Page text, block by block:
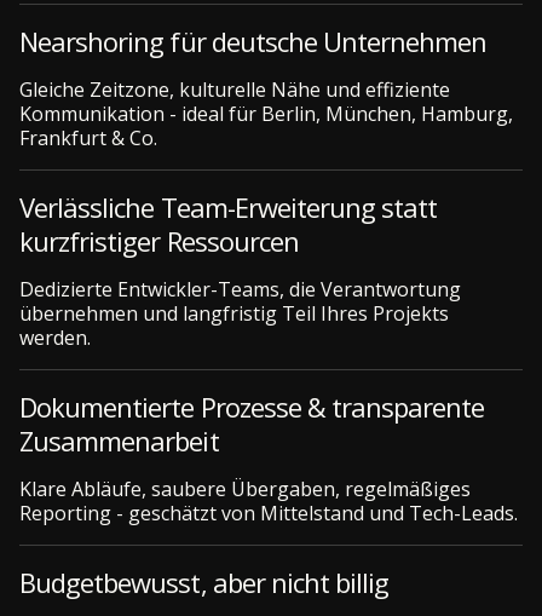
Nearshoring für deutsche Unternehmen
Gleiche Zeitzone, kulturelle Nähe und effiziente
Kommunikation - ideal für Berlin, München, Hamburg,
Frankfurt & Co.
Verlässliche Team-Erweiterung statt
kurzfristiger Ressourcen
Dedizierte Entwickler-Teams, die Verantwortung
übernehmen und langfristig Teil Ihres Projekts
werden.
Dokumentierte Prozesse & transparente
Zusammenarbeit
Klare Abläufe, saubere Übergaben, regelmäßiges
Reporting - geschätzt von Mittelstand und Tech-Leads.
Budgetbewusst, aber nicht billig